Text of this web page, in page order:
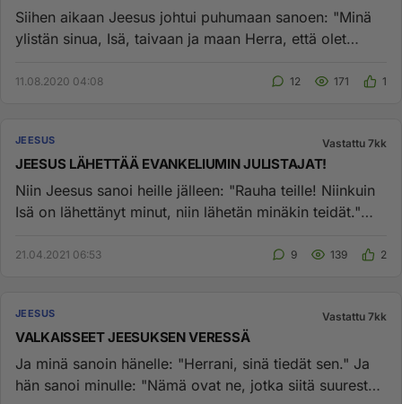
Siihen aikaan Jeesus johtui puhumaan sanoen: "Minä
ylistän sinua, Isä, taivaan ja maan Herra, että olet
11.08.2020 04:08 12 171 1
JEESUS Vastattu 7kk
JEESUS LÄHETTÄÄ EVANKELIUMIN JULISTAJAT!
Niin Jeesus sanoi heille jälleen: "Rauha teille! Niinkuin
Isä on lähettänyt minut, niin lähetän minäkin teidät."
21.04.2021 06:53 9 139 2
JEESUS Vastattu 7kk
VALKAISSEET JEESUKSEN VERESSÄ
Ja minä sanoin hänelle: "Herrani, sinä tiedät sen." Ja
hän sanoi minulle: "Nämä ovat ne, jotka siitä suuresta